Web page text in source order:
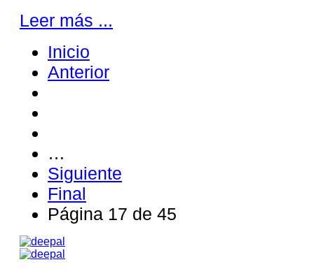
Leer más ...
Inicio
Anterior
…
Siguiente
Final
Página 17 de 45